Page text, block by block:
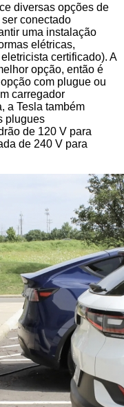
diversas opções de
conectado
uma instalação
elétricas,
certificado). A
opção, então é
com plugue ou
carregador
a Tesla também
plugues
de 120 V para
de 240 V para